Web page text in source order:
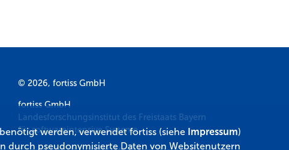
© 2026, fortiss GmbH
fortiss GmbH
Landesforschungsinstitut des Freistaats Bayern
für softwareintensive Systeme
werden, verwendet fortiss (siehe Impressum)
durch pseudonymisierte Daten von Websitenutzern